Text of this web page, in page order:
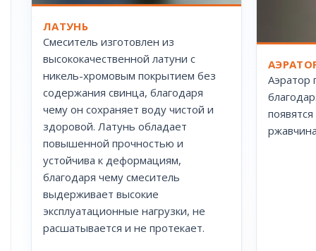
ЛАТУНЬ
Смеситель изготовлен из
высококачественной латуни с
никель-хромовым покрытием без
содержания свинца, благодаря
чему он сохраняет воду чистой и
здоровой. Латунь обладает
повышенной прочностью и
устойчива к деформациям,
благодаря чему смеситель
выдерживает высокие
эксплуатационные нагрузки, не
расшатывается и не протекает.
Аэратор